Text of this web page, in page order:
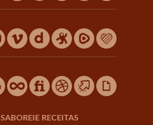
SABOREIE RECEITAS